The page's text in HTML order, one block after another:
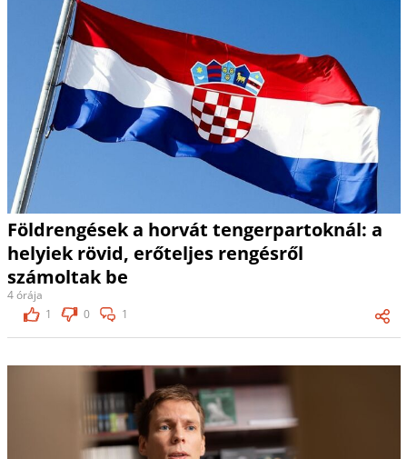
Földrengések a horvát tengerpartoknál: a
helyiek rövid, erőteljes rengésről
számoltak be
4 órája
1
0 1